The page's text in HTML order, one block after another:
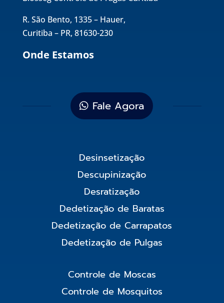
R. São Bento, 1335 – Hauer,
Curitiba – PR, 81630-230
Onde Estamos
Fale Agora
Desinsetização
Descupinização
Desratização
Dedetização de Baratas
Dedetização de Carrapatos
Dedetização de Pulgas
Controle de Moscas
Controle de Mosquitos